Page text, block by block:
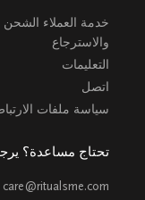
خدمة العملاء الشحن
والاسترجاع
التعليمات
اتصل
سياسة ملفات
تحتاج مساعدة؟
care@ritualsme.com